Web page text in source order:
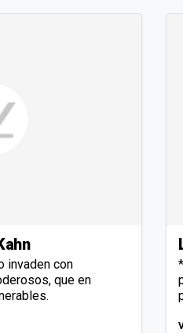
invaden con
que en